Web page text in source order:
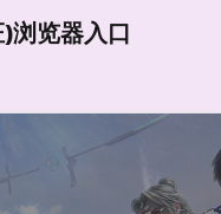
浏览器入口